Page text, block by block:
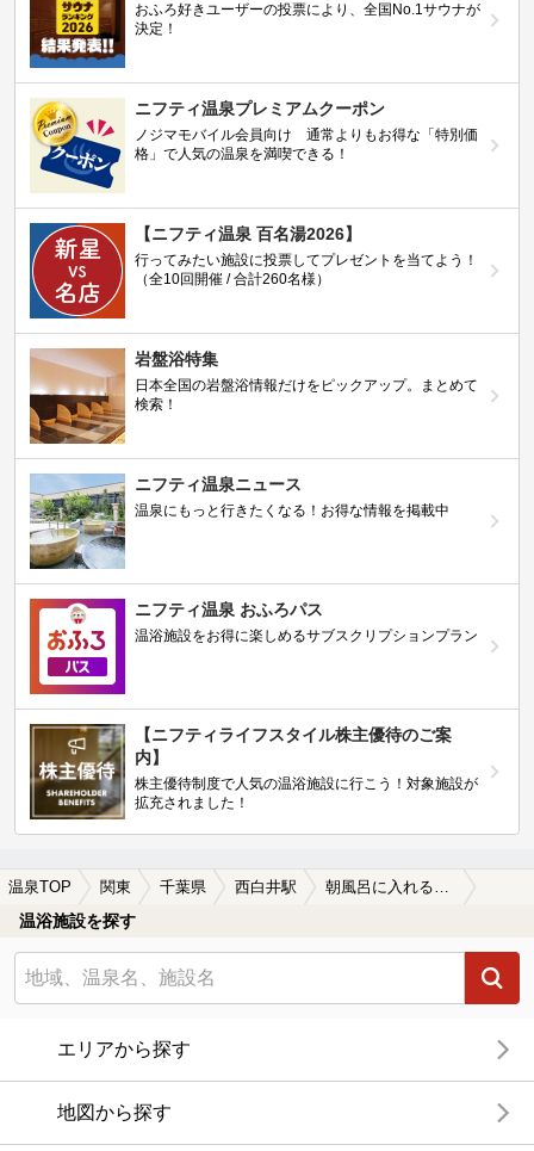
おふろ好きユーザーの投票により、全国No.1サウナが
決定！
ニフティ温泉プレミアムクーポン
ノジマモバイル会員向け 通常よりもお得な「特別価
格」で人気の温泉を満喫できる！
【ニフティ温泉 百名湯2026】
行ってみたい施設に投票してプレゼントを当てよう！
（全10回開催 / 合計260名様）
岩盤浴特集
日本全国の岩盤浴情報だけをピックアップ。まとめて
検索！
ニフティ温泉ニュース
温泉にもっと行きたくなる！お得な情報を掲載中
ニフティ温泉 おふろパス
温浴施設をお得に楽しめるサブスクリプションプラン
【ニフティライフスタイル株主優待のご案
内】
株主優待制度で人気の温浴施設に行こう！対象施設が
拡充されました！
温泉TOP 関東 千葉県 西白井駅 朝風呂に入れる西白井駅近くの温泉、日帰り温泉、スーパー銭湯おすすめ
温浴施設を探す
エリアから探す
地図から探す